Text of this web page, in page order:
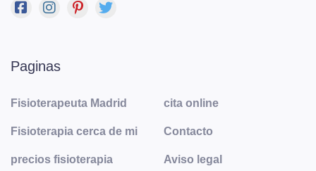
Paginas
Fisioterapeuta Madrid
Fisioterapia cerca de mi
precios fisioterapia
cita online
Contacto
Aviso legal